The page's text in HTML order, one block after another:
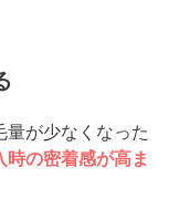
が少なくなった
の密着感が高ま